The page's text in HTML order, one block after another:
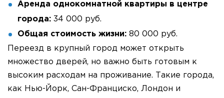
Аренда однокомнатной квартиры в центре
города: 34 000 руб.
Общая стоимость жизни: 80 000 руб.
Переезд в крупный город может открыть
множество дверей, но важно быть готовым к
высоким расходам на проживание. Такие города,
как Нью-Йорк, Сан-Франциско, Лондон и